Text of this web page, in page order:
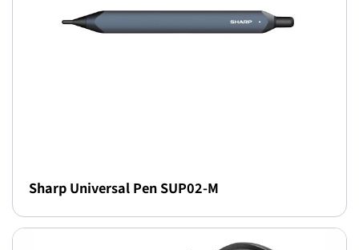
Sharp Universal Pen SUP02-M